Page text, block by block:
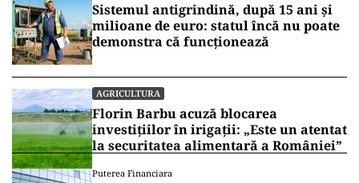
Sistemul antigrindină, după 15 ani și
milioane de euro: statul încă nu poate
demonstra că funcționează
AGRICULTURA
Florin Barbu acuză blocarea
investițiilor în irigații: „Este un atentat
la securitatea alimentară a României”
Puterea Financiara